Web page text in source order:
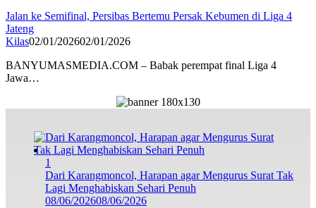
Jalan ke Semifinal, Persibas Bertemu Persak Kebumen di Liga 4
Jateng
Kilas02/01/202602/01/2026
BANYUMASMEDIA.COM – Babak perempat final Liga 4
Jawa…
1
Dari Karangmoncol, Harapan agar Mengurus Surat Tak
Lagi Menghabiskan Sehari Penuh
08/06/202608/06/2026